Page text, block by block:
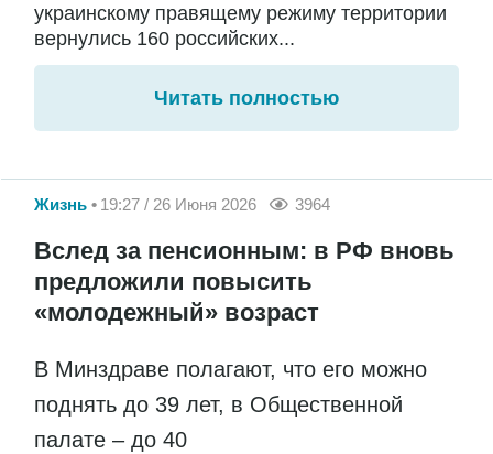
украинскому правящему режиму территории
вернулись 160 российских...
Читать полностью
Жизнь 19:27 / 26 Июня 2026 3964
Вслед за пенсионным: в РФ вновь
предложили повысить
«молодежный» возраст
В Минздраве полагают, что его можно
поднять до 39 лет, в Общественной
палате – до 40